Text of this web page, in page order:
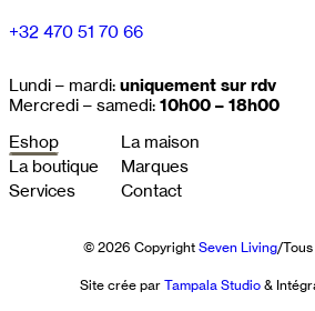
+32 470 51 70 66
Lundi – mardi: uniquement sur rdv
Mercredi – samedi: 10h00 – 18h00
Eshop
La boutique
Services
La maison
Marques
Contact
© 2026 Copyright Seven Living/
Site crée par Tampala Studio&